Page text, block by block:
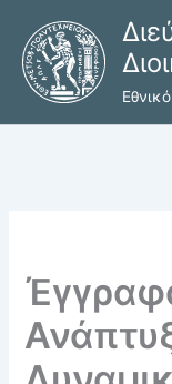
περιεχόμενο